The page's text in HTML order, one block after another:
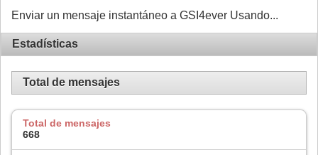
Enviar un mensaje instantáneo a GSI4ever Usando...
Estadísticas
Total de mensajes
Total de mensajes
668